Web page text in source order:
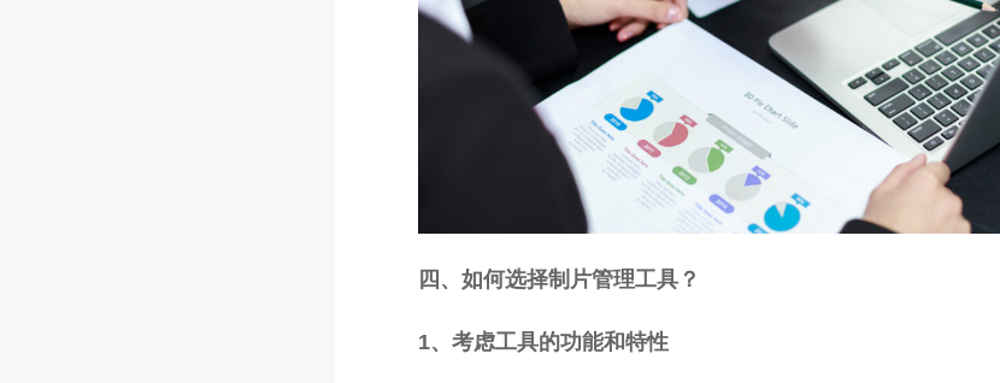
四、如何选择制片管理工具？
1、考虑工具的功能和特性